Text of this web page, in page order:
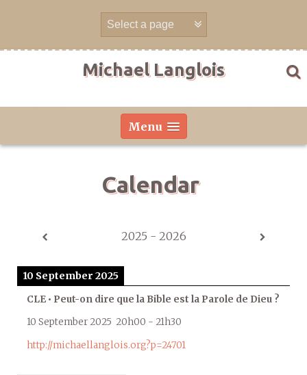
Michael Langlois
Menu
Calendar
2025 - 2026
10 September 2025
CLE • Peut-on dire que la Bible est la Parole de Dieu ?
10 September 2025 20h00 - 21h30
http://michaellanglois.org?p=24701